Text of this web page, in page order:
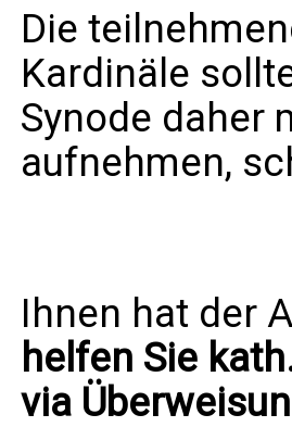
Die
Kardinäle
Synode daher
aufnehmen,
Ihnen hat der
helfen Sie
via